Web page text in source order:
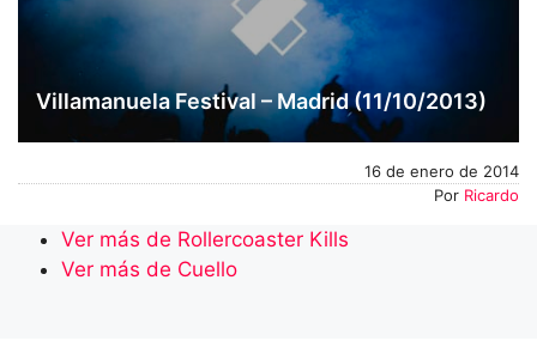
Villamanuela Festival – Madrid (11/10/2013)
16 de enero de 2014
Por Ricardo
Ver más de Rollercoaster Kills
Ver más de Cuello